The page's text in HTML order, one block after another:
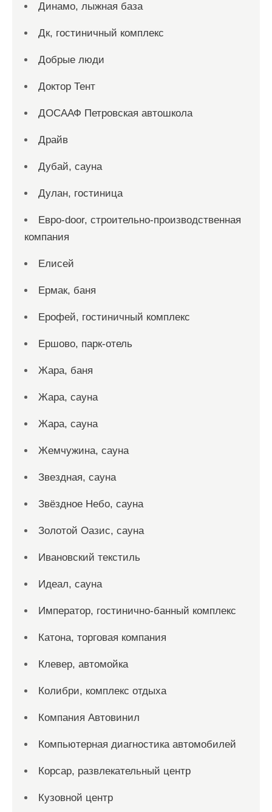
Динамо, лыжная база
Дк, гостиничный комплекс
Добрые люди
Доктор Тент
ДОСААФ Петровская автошкола
Драйв
Дубай, сауна
Дулан, гостиница
Евро-door, строительно-производственная
компания
Елисей
Ермак, баня
Ерофей, гостиничный комплекс
Ершово, парк-отель
Жара, баня
Жара, сауна
Жара, сауна
Жемчужина, сауна
Звездная, сауна
Звёздное Небо, сауна
Золотой Оазис, сауна
Ивановский текстиль
Идеал, сауна
Император, гостинично-банный комплекс
Катона, торговая компания
Клевер, автомойка
Колибри, комплекс отдыха
Компания Автовинил
Компьютерная диагностика автомобилей
Корсар, развлекательный центр
Кузовной центр